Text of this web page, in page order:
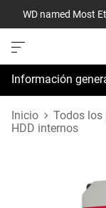
WD named Most
Información
Especificaciones
Inicio Todos los
HDD internos